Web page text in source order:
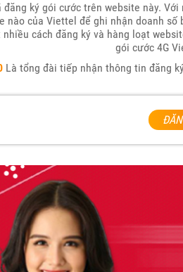
đăng ký gói cước trên website này.
nào của Viettel để ghi nhận doanh
cách đăng ký và hàng loạt
gói cước 4G
Là tổng đài tiếp nhận thông tin đăng